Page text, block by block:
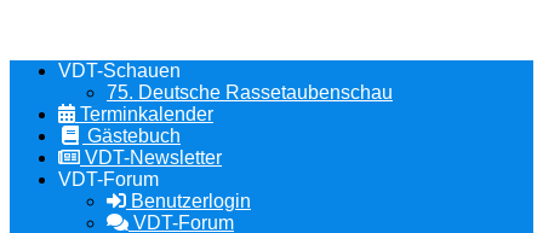
VDT-Schauen
75. Deutsche Rassetaubenschau
Terminkalender
Gästebuch
VDT-Newsletter
VDT-Forum
Benutzerlogin
VDT-Forum